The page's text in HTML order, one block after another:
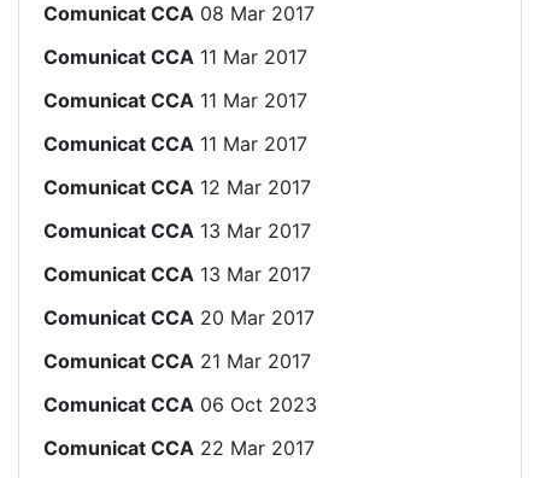
Comunicat CCA 08 Mar 2017
Comunicat CCA 11 Mar 2017
Comunicat CCA 11 Mar 2017
Comunicat CCA 11 Mar 2017
Comunicat CCA 12 Mar 2017
Comunicat CCA 13 Mar 2017
Comunicat CCA 13 Mar 2017
Comunicat CCA 20 Mar 2017
Comunicat CCA 21 Mar 2017
Comunicat CCA 06 Oct 2023
Comunicat CCA 22 Mar 2017